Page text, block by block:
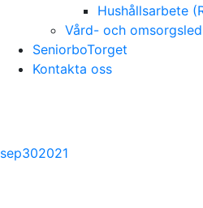
Hushållsarbete
Vård- och
SeniorboTorget
Kontakta oss
sep302021